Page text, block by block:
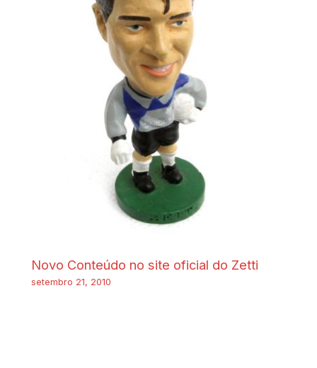
Novo Conteúdo no site oficial do Zetti
setembro 21, 2010